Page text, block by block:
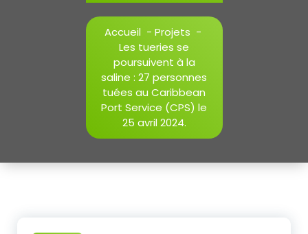
Accueil - Projets -
Les tueries se
poursuivent à la
saline : 27 personnes
tuées au Caribbean
Port Service (CPS) le
25 avril 2024.